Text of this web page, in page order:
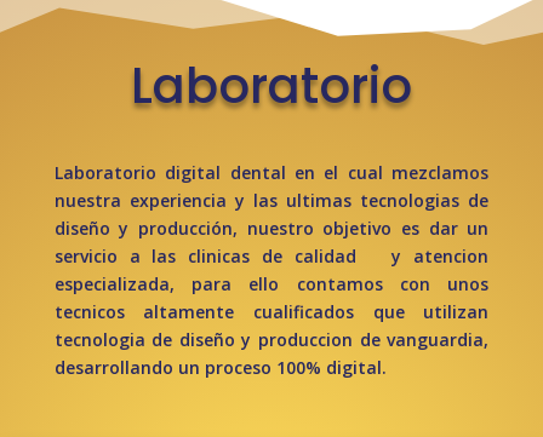
Laboratorio
Laboratorio digital dental en el cual mezclamos
nuestra experiencia y las ultimas tecnologias de
diseño y producción, nuestro objetivo es dar un
servicio a las clinicas de calidad y atencion
especializada, para ello contamos con unos
tecnicos altamente cualificados que utilizan
tecnologia de diseño y produccion de vanguardia,
desarrollando un proceso 100% digital.